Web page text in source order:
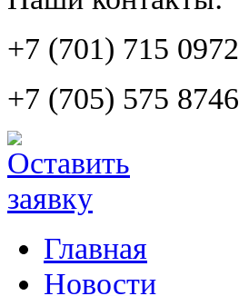
+7 (701) 715 0972
+7 (705) 575 8746
Главная
Новости